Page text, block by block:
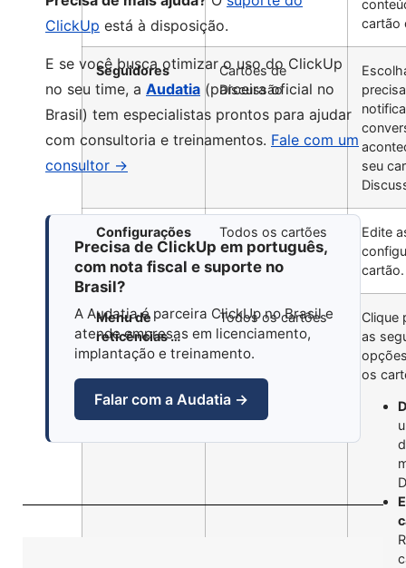
cartão
Seguidores
Cartões de
Discussão
seu
Configurações Todos os cartões
Edite
cartão.
Menu de
reticências …
Todos os cartões
Clique
as
os
ClickUp está à disposição.
E se você busca otimizar o uso do ClickUp
no seu time, a Audatia (parceira oficial no
Brasil) tem especialistas prontos para ajudar
com consultoria e treinamentos. Fale com um
consultor →
Precisa de ClickUp em português,
com nota fiscal e suporte no
Brasil?
A Audatia é parceira ClickUp no Brasil e
atende empresas em licenciamento,
implantação e treinamento.
Falar com a Audatia →